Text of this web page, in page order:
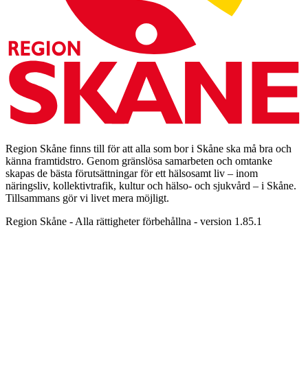
Region Skåne finns till för att alla som bor i Skåne ska må bra och
känna framtidstro. Genom gränslösa samarbeten och omtanke
skapas de bästa förutsättningar för ett hälsosamt liv – inom
näringsliv, kollektivtrafik, kultur och hälso- och sjukvård – i Skåne.
Tillsammans gör vi livet mera möjligt.
Region Skåne - Alla rättigheter förbehållna - version 1.85.1